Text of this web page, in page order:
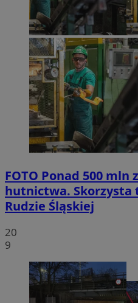
FOTO Ponad 500 mln
hutnictwa. Skorzysta
Rudzie Śląskiej
20
9